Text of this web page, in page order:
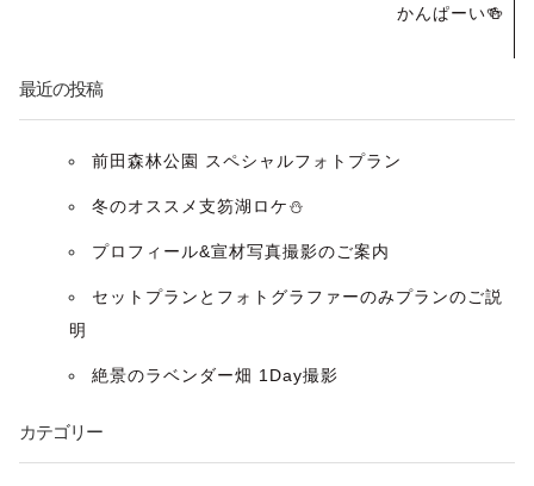
ゲ
かんぱーい🍻
最近の投稿
前田森林公園 スペシャルフォトプラン
冬のオススメ支笏湖ロケ⛄️
プロフィール&宣材写真撮影のご案内
セットプランとフォトグラファーのみプランのご説
明
絶景のラベンダー畑 1Day撮影
カテゴリー